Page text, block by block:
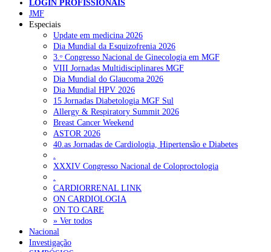
Liga Portuguesa Contra o Cancro promove campanha de
NOTÍCIAS RECENTES
SCORA X-Change Portugal promove formação internacional
em saúde sexual e reprodutiva
ANEM reúne com coordenador do Pacto Estratégico para a
Saúde 6 de Agosto, 2026
Sindicato diz que nova carreira de médicos dentistas reforça
estabilidade no SNS 6 de Agosto, 2026
Mais de 400 utentes beneficiaram de comparticipação reforçada
para tratamentos de infertilidade na Madeira
LOGIN PROFISSIONAIS
JMF
Especiais
Update em medicina 2026
Dia Mundial da Esquizofrenia 2026
3.ᵒ Congresso Nacional de Ginecologia em MGF
VIII Jornadas Multidisciplinares MGF
Dia Mundial do Glaucoma 2026
Dia Mundial HPV 2026
15 Jornadas Diabetologia MGF Sul
Allergy & Respiratory Summit 2026
Breast Cancer Weekend
ASTOR 2026
40.as Jornadas de Cardiologia, Hipertensão e Diabetes
.
XXXIV Congresso Nacional de Coloproctologia
.
CARDIORRENAL LINK
ON CARDIOLOGIA
ON TO CARE
» Ver todos
Nacional
Investigação